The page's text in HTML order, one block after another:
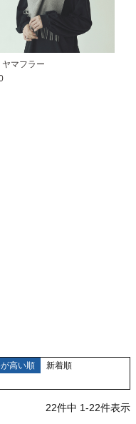
ヤマフラー
高い順
新着順
22件中 1-22件表示